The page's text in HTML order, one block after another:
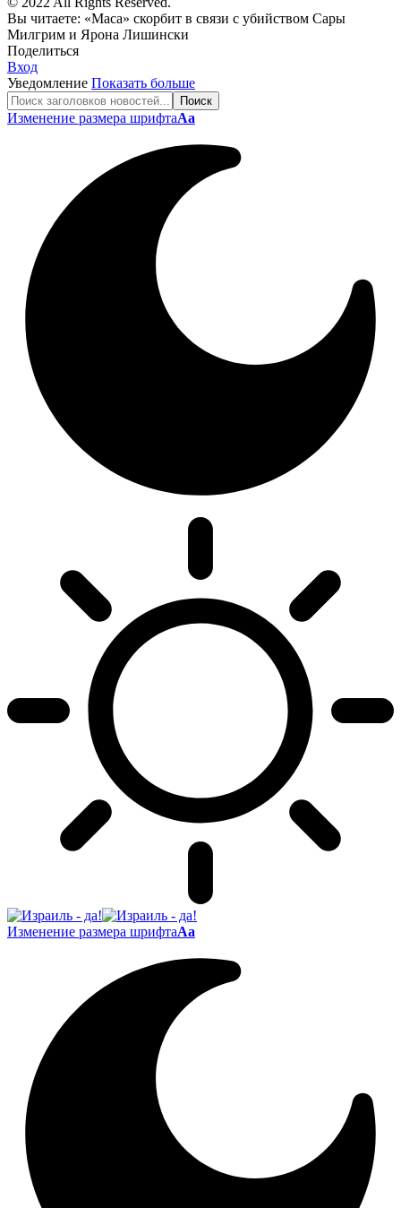
Вы читаете: «Маса» скорбит в связи с убийством Сары
Милгрим и Ярона Лишински
Поделиться
Вход
Уведомление Показать больше
Изменение размера шрифтаАа
Изменение размера шрифтаАа